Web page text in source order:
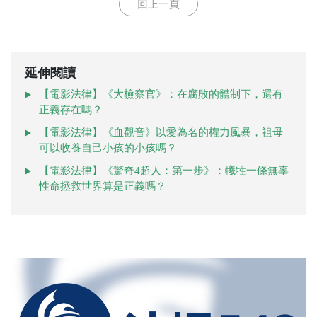
回上一頁
延伸閱讀
【電影法律】《大檢察官》：在腐敗的體制下，還有
正義存在嗎？
【電影法律】《血觀音》以愛為名的權力風暴，祖母
可以收養自己小孩的小孩嗎？
【電影法律】《驚奇4超人：第一步》：犧牲一條無辜
性命拯救世界算是正義嗎？